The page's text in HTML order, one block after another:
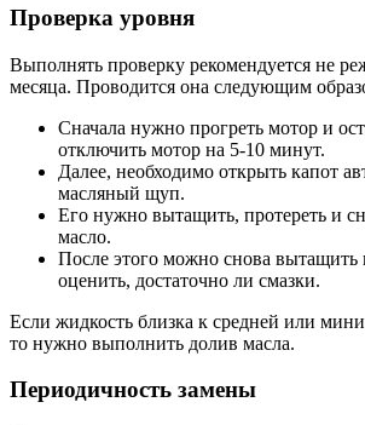
Проверка уровня
Выполнять проверку рекомендуется не
месяца. Проводится она следующим
Сначала нужно прогреть мотор и
отключить мотор на 5-10 минут.
Далее, необходимо открыть капот
масляный щуп.
Его нужно вытащить, протереть и
масло.
После этого можно снова вытащить
оценить, достаточно ли смазки.
Если жидкость близка к средней или
то нужно выполнить долив масла.
Периодичность замены